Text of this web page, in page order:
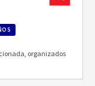
organizados